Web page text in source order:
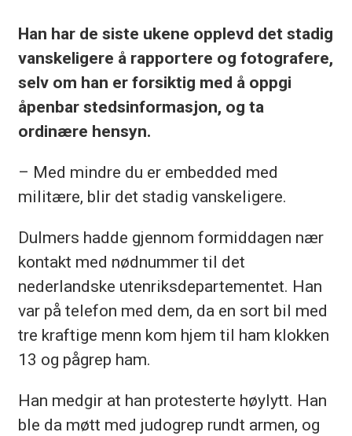
Han har de siste ukene opplevd det stadig
vanskeligere å rapportere og fotografere,
selv om han er forsiktig med å oppgi
åpenbar stedsinformasjon, og ta
ordinære hensyn.
– Med mindre du er embedded med
militære, blir det stadig vanskeligere.
Dulmers hadde gjennom formiddagen nær
kontakt med nødnummer til det
nederlandske utenriksdepartementet. Han
var på telefon med dem, da en sort bil med
tre kraftige menn kom hjem til ham klokken
13 og pågrep ham.
Han medgir at han protesterte høylytt. Han
ble da møtt med judogrep rundt armen, og